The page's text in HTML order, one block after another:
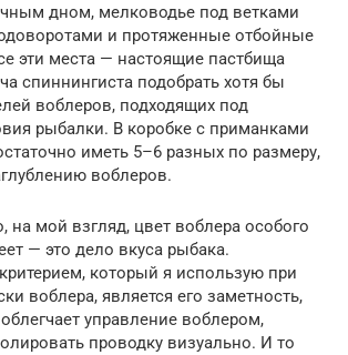
дном, мелководье под ветками
и протяженные отбойные
эти места — настоящие пастбища
спиннингиста подобрать хотя бы
воблеров, подходящих под
рыбалки. В коробке с приманками
иметь 5–6 разных по размеру,
воблеров.
на мой взгляд, цвет воблера особого
— это дело вкуса рыбака.
который я использую при
воблера, является его заметность,
управление воблером,
проводку визуально. И то